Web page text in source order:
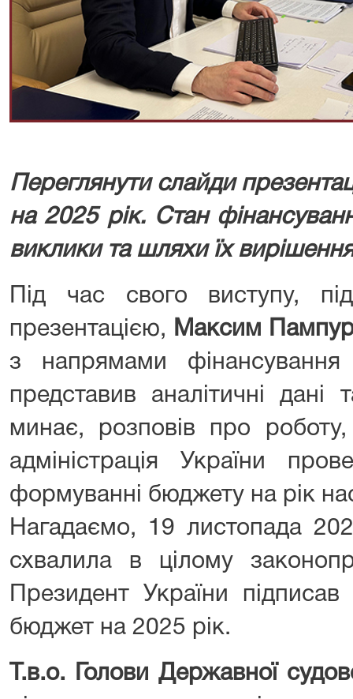
Переглянути слайди
на 2025 рік. Стан
виклики та шляхи їх
Під час свого виступу,
презентацією,
Максим
з напрямами
представив аналітичні
минає, розповів про
адміністрація України
формуванні бюджету на рік
Нагадаємо, 19 листопада
схвалила в цілому
Президент України
бюджет на 2025 рік.
Т.в.о. Голови Державної